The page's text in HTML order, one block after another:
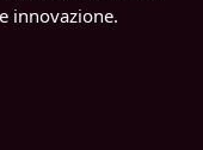
innovazione.